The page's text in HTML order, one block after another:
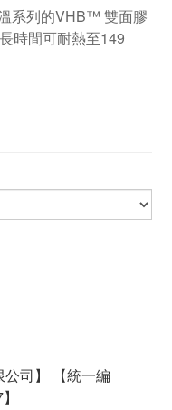
系列的VHB™ 雙面膠
時間可耐熱至149
公司】 【統一編